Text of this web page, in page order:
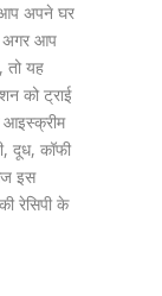
आप अपने घर
अगर आप
तो यह
को ट्राई
दूध, कॉफी
इस
रेसिपी के